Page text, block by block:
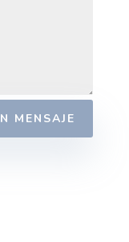
MENSAJE